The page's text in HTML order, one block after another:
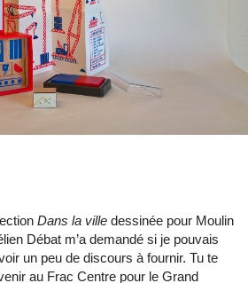
Dans la ville dessinée pour Moulin
Débat m’a demandé si je pouvais
un peu de discours à fournir. Tu te
au Frac Centre pour le Grand